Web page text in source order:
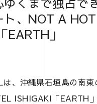
ト、NOT A
EARTH」
、沖縄県石垣島の南東
ISHIGAKI「EARTH